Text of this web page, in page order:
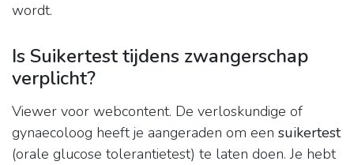
wordt.
Is Suikertest tijdens zwangerschap
verplicht?
Viewer voor webcontent. De verloskundige of
gynaecoloog heeft je aangeraden om een suikertest
(orale glucose tolerantietest) te laten doen. Je hebt